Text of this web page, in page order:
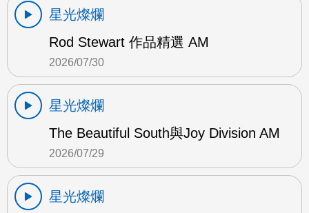
星光燦爛
Rod Stewart 作品精選 AM
2026/07/30
星光燦爛
The Beautiful South與Joy Division AM
2026/07/29
星光燦爛